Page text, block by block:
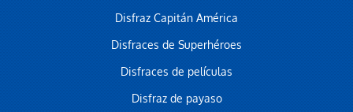
Disfraz Capitán América
Disfraces de Superhéroes
Disfraces de películas
Disfraz de payaso